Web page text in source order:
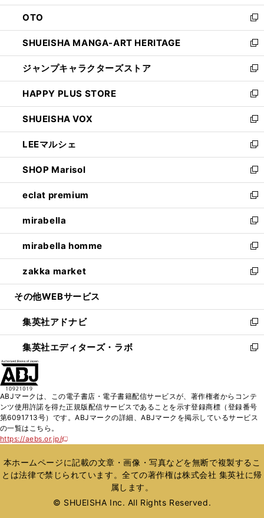
ウ
で
開
く
ン
ド
ウ
で
開
く
OTO
新
し
い
ウ
ィ
ン
ド
ウ
で
開
く
SHUEISHA MANGA-ART HERITAGE
新
し
い
ウ
ィ
ン
ド
ウ
で
開
く
ジャンプキャラクターズストア
新
し
い
ウ
ィ
ン
ド
ウ
で
開
く
HAPPY PLUS STORE
新
し
い
ウ
ィ
ン
ド
ウ
で
開
く
SHUEISHA VOX
新
し
い
ウ
ィ
ン
ド
ウ
で
開
く
LEEマルシェ
新
し
い
ウ
ィ
ン
ド
ウ
で
開
く
SHOP Marisol
新
し
い
ウ
ィ
ン
ド
ウ
で
開
eclat premium
新
し
い
ウ
ィ
ン
ド
ウ
開
く
mirabella
新
し
い
ウ
ィ
ン
ウ
で
開
く
mirabella homme
新
し
い
ウ
ン
ド
ウ
で
zakka market
新
し
ウ
ィ
ン
ド
く
その他WEBサービス
集英社アドナビ
新
し
い
ド
ウ
で
集英社エディターズ・ラボ
新
ィ
ン
ド
開
く
ABJマークは、この電子書店・電子書籍配信サービスが、著作権者からコンテ
ンツ使用許諾を得た正規版配信サービスであることを示す登録商標（登録番号
第6091713号）です。ABJマークの詳細、ABJマークを掲示しているサービス
の一覧はこちら。
https://aebs.or.jp/
新
い
ウ
ィ
ウ
本ホームページに記載の文章・画像・写真などを無断で複製するこ
とは法律で禁じられています。全ての著作権は株式会社 集英社に帰
属します。
© SHUEISHA Inc. All Rights Reserved.